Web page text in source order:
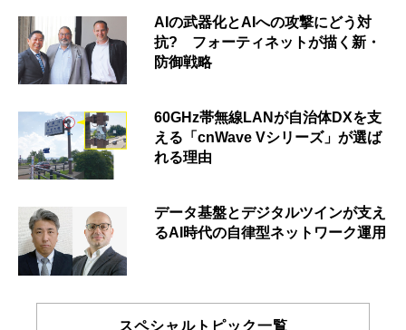
AIの武器化とAIへの攻撃にどう対
抗? フォーティネットが描く新・
防御戦略
60GHz帯無線LANが自治体DXを支
える「cnWave Vシリーズ」が選ば
れる理由
データ基盤とデジタルツインが支え
るAI時代の自律型ネットワーク運用
スペシャルトピック一覧